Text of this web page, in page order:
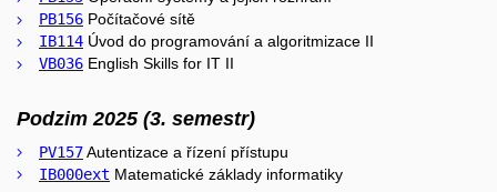
PB156 Počítačové sítě
IB114 Úvod do programování a algoritmizace II
VB036 English Skills for IT II
Podzim 2025 (3. semestr)
PV157Autentizace a řízení přístupu
IB000ext Matematické základy informatiky